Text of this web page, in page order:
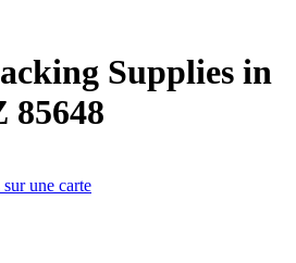
Supplies in
85648
une carte